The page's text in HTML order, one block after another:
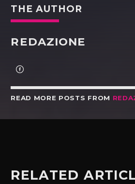
THE AUTHOR
REDAZIONE
READ MORE POSTS FROM
RELATED